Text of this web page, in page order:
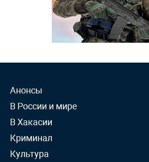
Анонсы
В России и мире
В Хакасии
Криминал
Культура